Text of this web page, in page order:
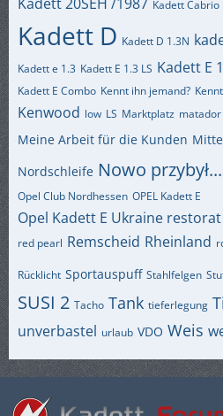
Kadett Cabrio
Kadett D Kadett D 1.3N
Kadett e 1.3 Kadett E 1.3 LS Kadett E
Kadett E Combo Kennt ihn jemand?
Kenwood low LS Marktplatz
Meine Arbeit für die Kunden
Nordschleife Nowo przybył...
Opel Club Nordhessen OPEL Kadett E
Opel Kadett E Ukraine restorat
red pearl Remscheid Rheinland
Rücklicht Sportauspuff Stahlfelgen
SUSI 2 Tacho Tank tieferlegung
unverbastel urlaub VDO Weis